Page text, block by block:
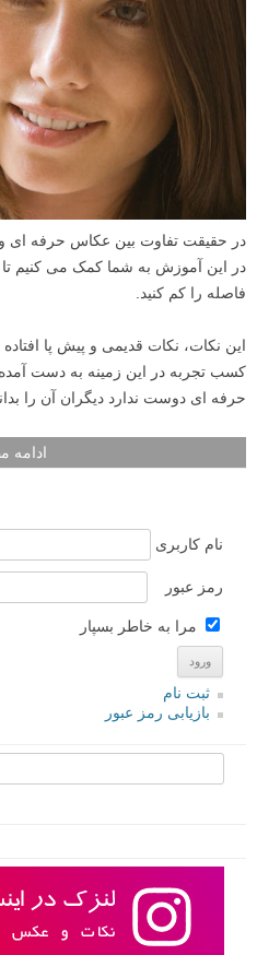
در حقیقت تفاوت بین عکاس حرفه ای
فاصله را کم کنید.
این نکات، نکات قدیمی و پیش پا افتاده
کسب تجربه در این زمینه به دست
حرفه ای دوست ندارد دیگران آن را
ادامه
نام کاربری
رمز عبور
مرا به خاطر بسپار
ثبت نام
بازیابی رمز عبور